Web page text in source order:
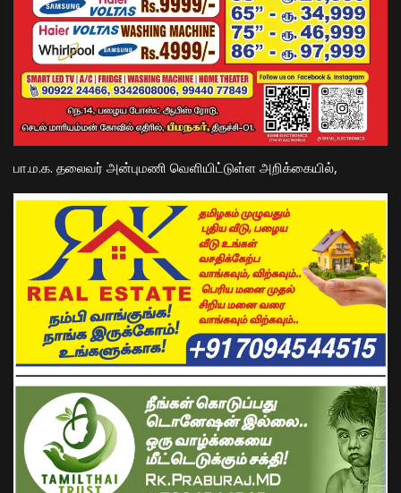
பா.ம.க. தலைவர் அன்புமணி வெளியிட்டுள்ள அறிக்கையில்,